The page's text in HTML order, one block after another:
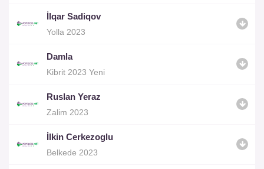
İlqar Sadiqov
Yolla 2023
Damla
Kibrit 2023 Yeni
Ruslan Yeraz
Zalim 2023
İlkin Cerkezoglu
Belkede 2023